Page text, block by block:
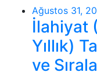
Ağustos 31,
İlahiyat
Yıllık)
ve